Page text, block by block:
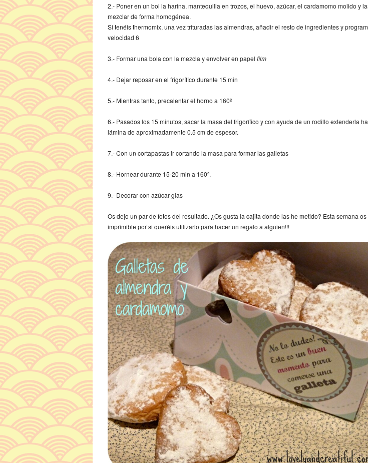
2.- Poner en un bol la harina, mantequilla en trozos, el huevo, azúcar, el cardamomo molido y
mezclar de forma homogénea.
Si tenéis thermomix, una vez trituradas las almendras, añadir el resto de ingredientes y
velocidad 6
3.- Formar una bola con la mezcla y envolver en papel film
4.- Dejar reposar en el frigorífico durante 15 min
5.- Mientras tanto, precalentar el horno a 160º
6.- Pasados los 15 minutos, sacar la masa del frigorífico y con ayuda de un rodillo extenderla
lámina de aproximadamente 0.5 cm de espesor.
7.- Con un cortapastas ir cortando la masa para formar las galletas
8.- Hornear durante 15-20 min a 160º.
9.- Decorar con azúcar glas
Os dejo un par de fotos del resultado. ¿Os gusta la cajita donde las he metido? Esta semana
imprimible por si queréis utilizarlo para hacer un regalo a alguien!!!